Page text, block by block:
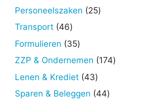
producten
Personeelszaken 2525
Transport 4646
producten
Formulieren 3535
producten
ZZP & Ondernemen 174174
Lenen & Krediet 4343
producten
Sparen & Beleggen 4444